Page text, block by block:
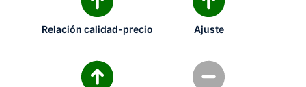
Relación calidad-precio Ajuste